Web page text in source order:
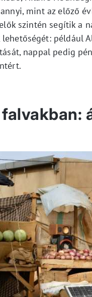
mint az előző
szintén segítik a
például
nappal pedig